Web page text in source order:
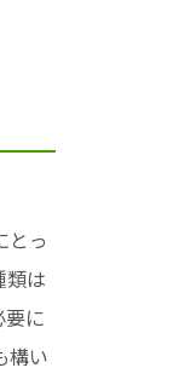
とっ
類は
に
構い